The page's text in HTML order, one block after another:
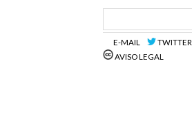
E-MAIL
TWITTER
AVISO LEGAL